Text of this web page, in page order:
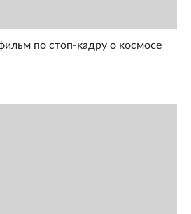
по стоп-кадру о космосе